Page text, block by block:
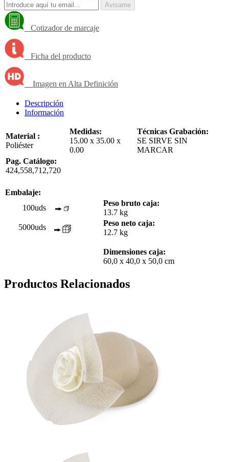
Avisame
Cotizador de marcaje
Ficha del producto
Imagen en Alta Definición
Descripción
Información
Material :
Poliéster
Medidas:
15.00 x 35.00 x
0.00
Técnicas Grabación:
SE SIRVE SIN
MARCAR
Pag. Catálogo:
424,558,712,720
Embalaje:
100uds
Peso bruto caja:
13.7 kg
5000uds
Peso neto caja:
12.7 kg
Dimensiones caja:
60,0 x 40,0 x 50,0 cm
Productos Relacionados